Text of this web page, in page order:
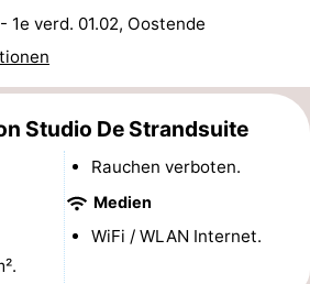
verd. 01.02, Oostende
Studio De Strandsuite
Rauchen verboten.
Medien
WiFi / WLAN Internet.